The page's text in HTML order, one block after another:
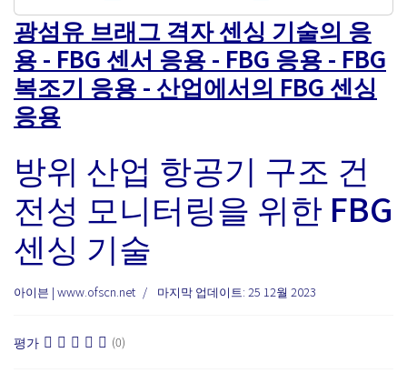
광섬유 브래그 격자 센싱 기술의 응
용 - FBG 센서 응용 - FBG 응용 - FBG
복조기 응용 - 산업에서의 FBG 센싱
응용
방위 산업 항공기 구조 건
전성 모니터링을 위한 FBG
센싱 기술
아이븐 | www.ofscn.net 마지막 업데이트: 25 12월 2023
평가 (0)